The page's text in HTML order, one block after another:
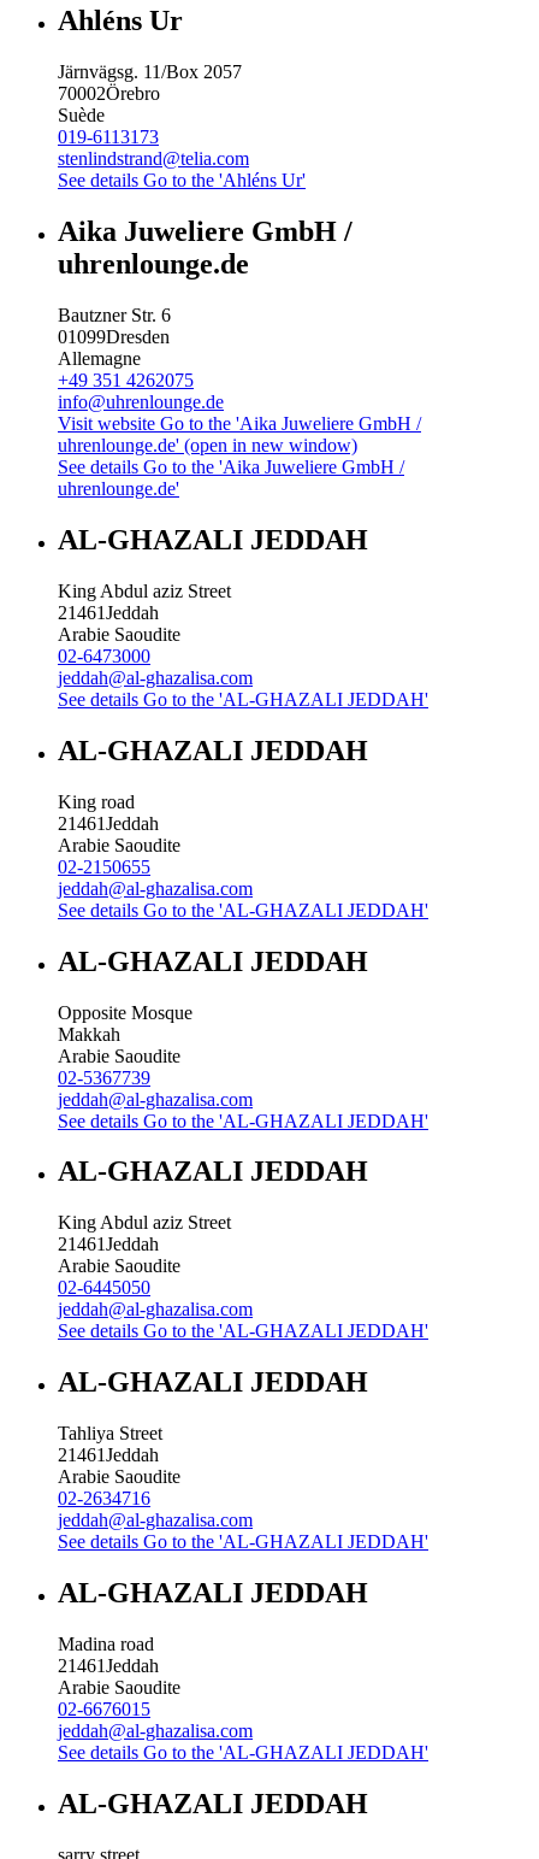
Ahléns Ur
Järnvägsg. 11/Box 2057
70002Örebro
Suède
019-6113173
stenlindstrand@telia.com
See details Go to the 'Ahléns Ur'
Aika Juweliere GmbH /
uhrenlounge.de
Bautzner Str. 6
01099Dresden
Allemagne
+49 351 4262075
info@uhrenlounge.de
Visit website Go to the 'Aika Juweliere GmbH /
uhrenlounge.de' (open in new window)
See details Go to the 'Aika Juweliere GmbH /
uhrenlounge.de'
AL-GHAZALI JEDDAH
King Abdul aziz Street
21461Jeddah
Arabie Saoudite
02-6473000
jeddah@al-ghazalisa.com
See details Go to the 'AL-GHAZALI JEDDAH'
AL-GHAZALI JEDDAH
King road
21461Jeddah
Arabie Saoudite
02-2150655
jeddah@al-ghazalisa.com
See details Go to the 'AL-GHAZALI JEDDAH'
AL-GHAZALI JEDDAH
Opposite Mosque
Makkah
Arabie Saoudite
02-5367739
jeddah@al-ghazalisa.com
See details Go to the 'AL-GHAZALI JEDDAH'
AL-GHAZALI JEDDAH
King Abdul aziz Street
21461Jeddah
Arabie Saoudite
02-6445050
jeddah@al-ghazalisa.com
See details Go to the 'AL-GHAZALI JEDDAH'
AL-GHAZALI JEDDAH
Tahliya Street
21461Jeddah
Arabie Saoudite
02-2634716
jeddah@al-ghazalisa.com
See details Go to the 'AL-GHAZALI JEDDAH'
AL-GHAZALI JEDDAH
Madina road
21461Jeddah
Arabie Saoudite
02-6676015
jeddah@al-ghazalisa.com
See details Go to the 'AL-GHAZALI JEDDAH'
AL-GHAZALI JEDDAH
sarry street